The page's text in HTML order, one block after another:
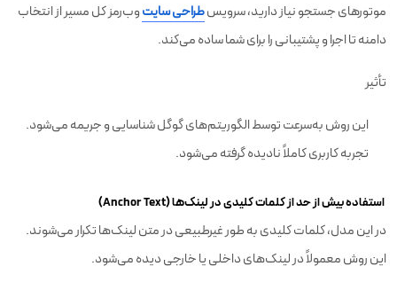
موتورهای جستجو نیاز دارید، سرویسطراحی سایتوب‌رمز کل مسیر از انتخاب
دامنه تا اجرا و پشتیبانی را برای شما ساده می‌کند.
تأثیر
این روش به‌سرعت توسط الگوریتم‌های گوگل شناسایی و جریمه می‌شود.
تجربه کاربری کاملاً نادیده گرفته می‌شود.
استفاده بیش از حد از کلمات کلیدی در لینک‌ها (Anchor Text)
در این مدل، کلمات کلیدی به طور غیرطبیعی در متن لینک‌ها تکرار می‌شوند.
این روش معمولاً در لینک‌های داخلی یا خارجی دیده می‌شود.